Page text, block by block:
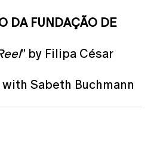
DA FUNDAÇÃO DE
” by Filipa César
Sabeth Buchmann